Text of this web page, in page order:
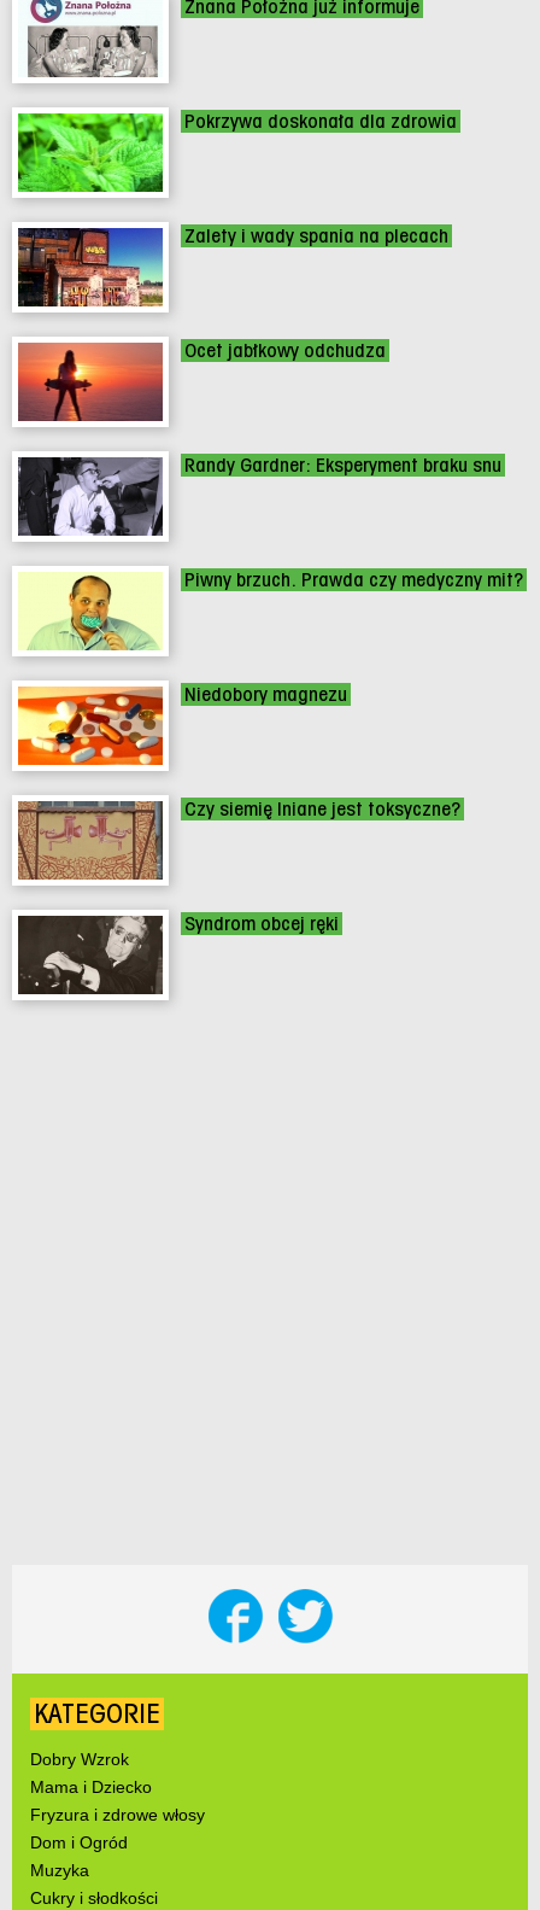
Znana Położna już informuje
Pokrzywa doskonała dla zdrowia
Zalety i wady spania na plecach
Ocet jabłkowy odchudza
Randy Gardner: Eksperyment braku snu
Piwny brzuch. Prawda czy medyczny mit?
Niedobory magnezu
Czy siemię lniane jest toksyczne?
Syndrom obcej ręki
KATEGORIE
Dobry Wzrok
Mama i Dziecko
Fryzura i zdrowe włosy
Dom i Ogród
Muzyka
Cukry i słodkości